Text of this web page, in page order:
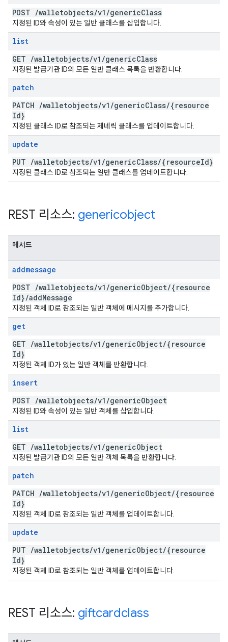
POST /walletobjects/v1 /genericClass
지정된 ID와 속성이 있는 일반 클래스를 삽입합니다.
list
GET /walletobjects/v1 /genericClass
지정된 발급기관 ID의 모든 일반 클래스 목록을 반환합니다.
patch
PATCH /walletobjects/v1 /genericClass/{resource
Id}
지정된 클래스 ID로 참조되는 제네릭 클래스를 업데이트합니다.
update
PUT /walletobjects/v1 /genericClass/{resourceId}
지정된 클래스 ID로 참조되는 일반 클래스를 업데이트합니다.
REST 리소스: genericobject
메서드
addmessage
POST /walletobjects/v1 /genericObject/{resource
Id}/addMessage
지정된 객체 ID로 참조되는 일반 객체에 메시지를 추가합니다.
get
GET /walletobjects/v1 /genericObject/{resource
Id}
지정된 객체 ID가 있는 일반 객체를 반환합니다.
insert
POST /walletobjects/v1 /genericObject
지정된 ID와 속성이 있는 일반 객체를 삽입합니다.
list
GET /walletobjects/v1 /genericObject
지정된 발급기관 ID의 모든 일반 객체 목록을 반환합니다.
patch
PATCH /walletobjects/v1 /genericObject/{resource
Id}
지정된 객체 ID로 참조되는 일반 객체를 업데이트합니다.
update
PUT /walletobjects/v1 /genericObject/{resource
Id}
지정된 객체 ID로 참조되는 일반 객체를 업데이트합니다.
REST 리소스: giftcardclass